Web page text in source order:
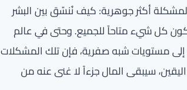
أكثر جوهرية: كيف نُنسّق بين البشر
يكون كل شيء متاحاً للجميع. وحتى في عالم
إلى مستويات شبه صفرية، فإن تلك المشكلات
سيبقى المال جزءاً لا غنى عنه من